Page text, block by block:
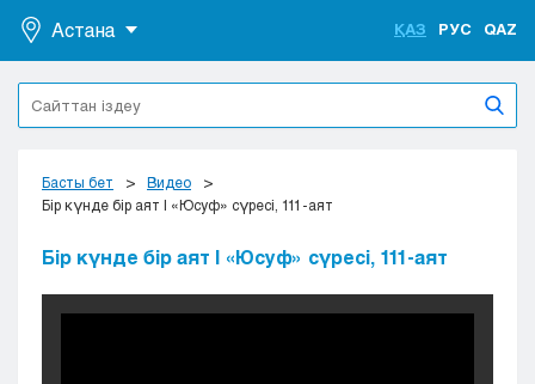
Астана
Астана
Алматы
Атырау
Караганда
Костанай
ҚАЗ РУС QAZ
Басты бет
Видео
Бір күнде бір аят | «Юсуф» сүресі, 111-аят
Бір күнде бір аят | «Юсуф» сүресі, 111-аят